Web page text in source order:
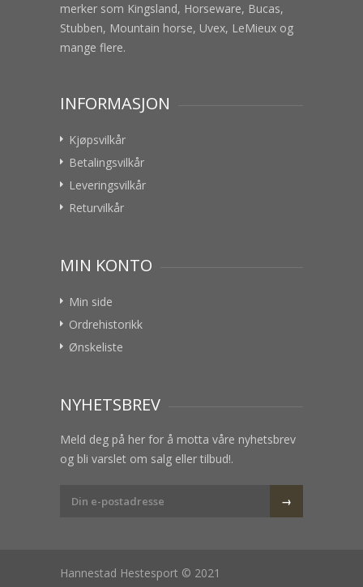
merker som Kingsland, Horseware, Bucas,
Stubben, Mountain horse, Uvex, LeMieux og
mange flere.
INFORMASJON
Kjøpsvilkår
Betalingsvilkår
Leveringsvilkår
Returvilkår
MIN KONTO
Min side
Ordrehistorikk
Ønskeliste
NYHETSBREV
Meld deg på her for å motta våre nyhetsbrev
og bli varslet om salg eller tilbud!.
Hannestad Hestesport © 2021